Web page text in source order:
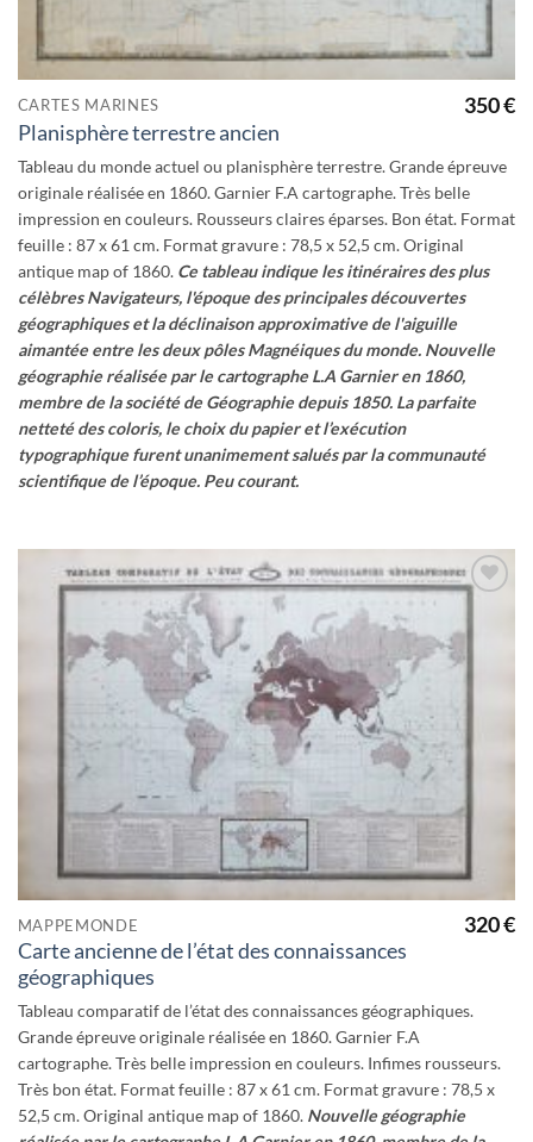
CARTES MARINES
Planisphère terrestre ancien
350€
Tableau du monde actuel ou planisphère terrestre. Grande épreuve
originale réalisée en 1860. Garnier F.A cartographe. Très belle
impression en couleurs. Rousseurs claires éparses. Bon état. Format
feuille : 87 x 61 cm. Format gravure : 78,5 x 52,5 cm. Original
antique map of 1860. Ce tableau indique les itinéraires des plus
célèbres Navigateurs, l'époque des principales découvertes
géographiques et la déclinaison approximative de l'aiguille
aimantée entre les deux pôles Magnéiques du monde. Nouvelle
géographie réalisée par le cartographe L.A Garnier en 1860,
membre de la société de Géographie depuis 1850. La parfaite
netteté des coloris, le choix du papier et l’exécution
typographique furent unanimement salués par la communauté
scientifique de l’époque. Peu courant.
MAPPEMONDE
Carte ancienne de l’état des connaissances
géographiques
320€
Tableau comparatif de l’état des connaissances géographiques.
Grande épreuve originale réalisée en 1860. Garnier F.A
cartographe. Très belle impression en couleurs. Infimes rousseurs.
Très bon état. Format feuille : 87 x 61 cm. Format gravure : 78,5 x
52,5 cm. Original antique map of 1860. Nouvelle géographie